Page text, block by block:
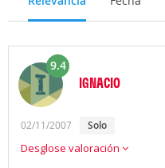
9.4
IGNACIO
02/11/2007 solo
Desglose valoración